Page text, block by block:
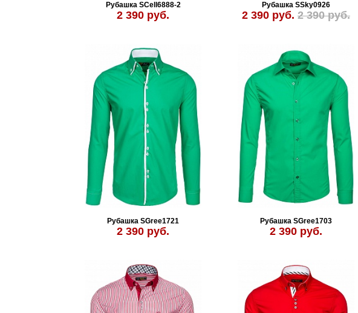
Рубашка SCell6888-2
2 390 руб.
Рубашка SSky0926
2 390 руб. 2 390 руб.
Рубашка SGree1721
2 390 руб.
Рубашка SGree1703
2 390 руб.